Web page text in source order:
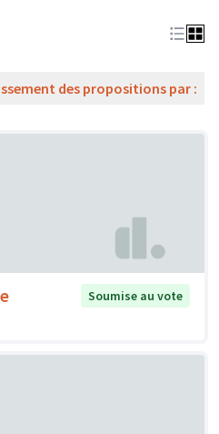
des propositions par :
Soumise au vote